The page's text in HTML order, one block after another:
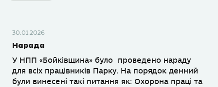
30.01.2026
Нарада
У НПП «Бойківщина» було проведено нараду
для всіх працівників Парку. На порядок денний
були винесені такі питання як: Охорона праці та